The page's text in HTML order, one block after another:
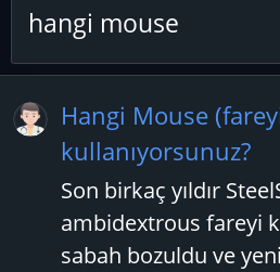
hangi mouse
Hangi Mouse
kullanıyorsunuz?
Son birkaç yıldır
ambidextrous fareyi
sabah bozuldu ve